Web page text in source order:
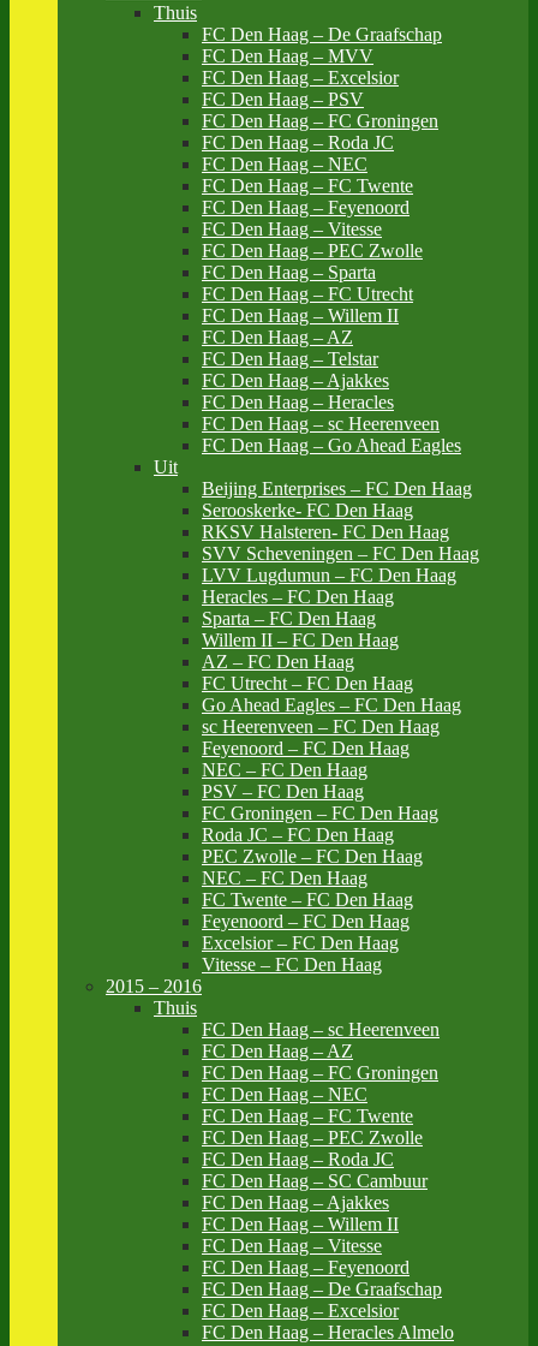
Thuis
FC Den Haag – De Graafschap
FC Den Haag – MVV
FC Den Haag – Excelsior
FC Den Haag – PSV
FC Den Haag – FC Groningen
FC Den Haag – Roda JC
FC Den Haag – NEC
FC Den Haag – FC Twente
FC Den Haag – Feyenoord
FC Den Haag – Vitesse
FC Den Haag – PEC Zwolle
FC Den Haag – Sparta
FC Den Haag – FC Utrecht
FC Den Haag – Willem II
FC Den Haag – AZ
FC Den Haag – Telstar
FC Den Haag – Ajakkes
FC Den Haag – Heracles
FC Den Haag – sc Heerenveen
FC Den Haag – Go Ahead Eagles
Uit
Beijing Enterprises – FC Den Haag
Serooskerke- FC Den Haag
RKSV Halsteren- FC Den Haag
SVV Scheveningen – FC Den Haag
LVV Lugdumun – FC Den Haag
Heracles – FC Den Haag
Sparta – FC Den Haag
Willem II – FC Den Haag
AZ – FC Den Haag
FC Utrecht – FC Den Haag
Go Ahead Eagles – FC Den Haag
sc Heerenveen – FC Den Haag
Feyenoord – FC Den Haag
NEC – FC Den Haag
PSV – FC Den Haag
FC Groningen – FC Den Haag
Roda JC – FC Den Haag
PEC Zwolle – FC Den Haag
NEC – FC Den Haag
FC Twente – FC Den Haag
Feyenoord – FC Den Haag
Excelsior – FC Den Haag
Vitesse – FC Den Haag
2015 – 2016
Thuis
FC Den Haag – sc Heerenveen
FC Den Haag – AZ
FC Den Haag – FC Groningen
FC Den Haag – NEC
FC Den Haag – FC Twente
FC Den Haag – PEC Zwolle
FC Den Haag – Roda JC
FC Den Haag – SC Cambuur
FC Den Haag – Ajakkes
FC Den Haag – Willem II
FC Den Haag – Vitesse
FC Den Haag – Feyenoord
FC Den Haag – De Graafschap
FC Den Haag – Excelsior
FC Den Haag – Heracles Almelo